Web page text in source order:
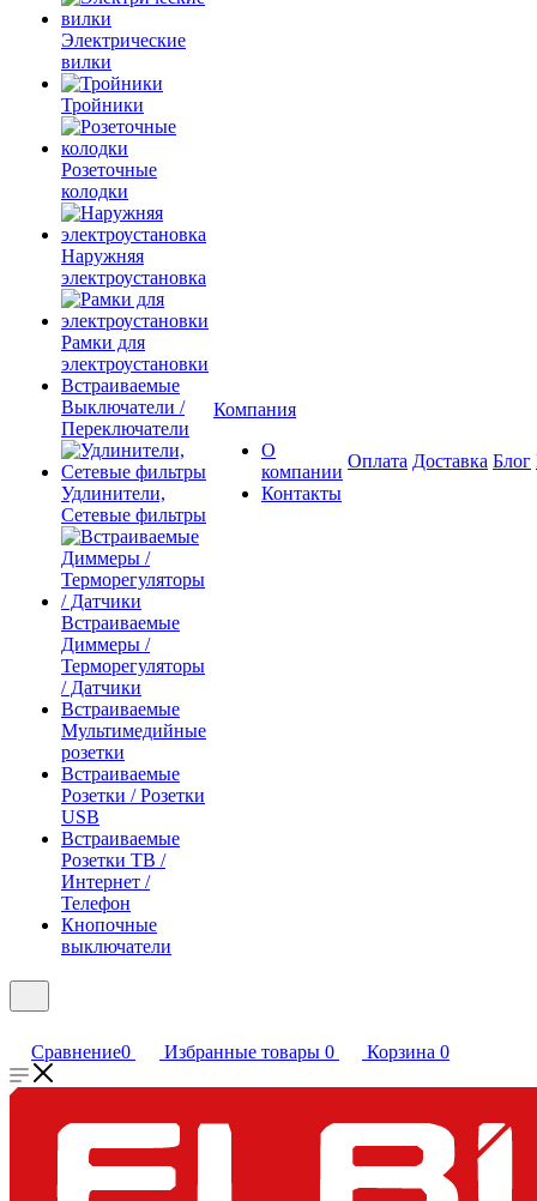
Электрические
вилки
Тройники
Розеточные
колодки
Наружняя
электроустановка
Рамки для
электроустановки
Встраиваемые
Выключатели /
Переключатели
Удлинители,
Сетевые фильтры
Встраиваемые
Диммеры /
Терморегуляторы
/ Датчики
Встраиваемые
Мультимедийные
розетки
Встраиваемые
Розетки / Розетки
USB
Встраиваемые
Розетки ТВ /
Интернет /
Телефон
Кнопочные
выключатели
Компания
О
компании
Контакты
Оплата Доставка Блог
Сравнение0 Избранные товары 0 Корзина 0